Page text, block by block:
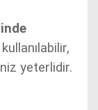
kullanılabilir,
yeterlidir.